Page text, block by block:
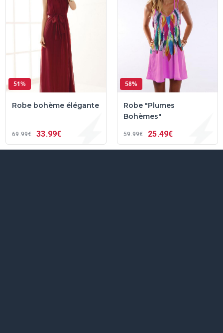
51%
Robe bohème élégante
69 99€ 33 99€
58%
Robe "Plumes
Bohèmes"
59 99€ 25 49€